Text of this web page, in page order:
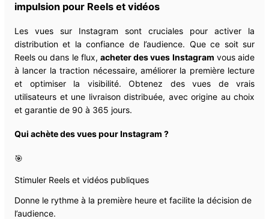
impulsion pour Reels et vidéos
Les vues sur Instagram sont cruciales pour activer la
distribution et la confiance de l’audience. Que ce soit sur
Reels ou dans le flux, acheter des vues Instagram vous aide
à lancer la traction nécessaire, améliorer la première lecture
et optimiser la visibilité. Obtenez des vues de vrais
utilisateurs et une livraison distribuée, avec origine au choix
et garantie de 90 à 365 jours.
Qui achète des vues pour Instagram ?
🎯
Stimuler Reels et vidéos publiques
Donne le rythme à la première heure et facilite la décision de
l’audience.